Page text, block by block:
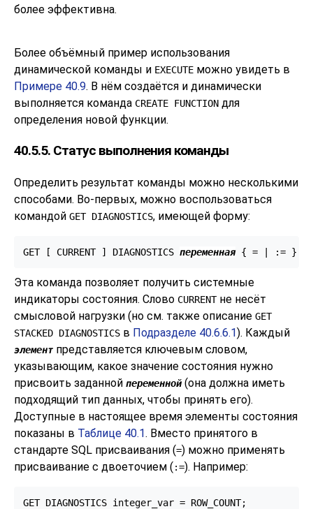
более эффективна.
Более объёмный пример использования
динамической команды и EXECUTE можно увидеть в
Примере 40.9. В нём создаётся и динамически
выполняется команда CREATE FUNCTION для
определения новой функции.
40.5.5. Статус выполнения команды
Определить результат команды можно несколькими
способами. Во-первых, можно воспользоваться
командой GET DIAGNOSTICS, имеющей форму:
GET [ CURRENT ] DIAGNOSTICS переменная { = | := }
Эта команда позволяет получить системные
индикаторы состояния. Слово CURRENTне несёт
смысловой нагрузки (но см. также описание GET
STACKED DIAGNOSTICS в Подразделе 40.6.6.1). Каждый
элемент представляется ключевым словом,
указывающим, какое значение состояния нужно
присвоить заданной переменной (она должна иметь
подходящий тип данных, чтобы принять его).
Доступные в настоящее время элементы состояния
показаны в Таблице 40.1. Вместо принятого в
стандарте SQL присваивания (=) можно применять
присваивание с двоеточием ( :=). Например:
GET DIAGNOSTICS integer_var = ROW_COUNT;